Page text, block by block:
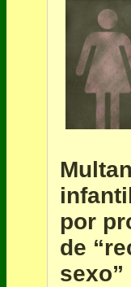
por
de
sexo”